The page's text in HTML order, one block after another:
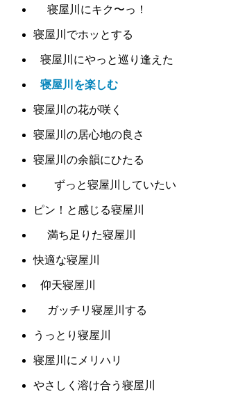
寝屋川にキク〜っ！
寝屋川でホッとする
寝屋川にやっと巡り逢えた
寝屋川を楽しむ
寝屋川の花が咲く
寝屋川の居心地の良さ
寝屋川の余韻にひたる
ずっと寝屋川していたい
ピン！と感じる寝屋川
満ち足りた寝屋川
快適な寝屋川
仰天寝屋川
ガッチリ寝屋川する
うっとり寝屋川
寝屋川にメリハリ
やさしく溶け合う寝屋川